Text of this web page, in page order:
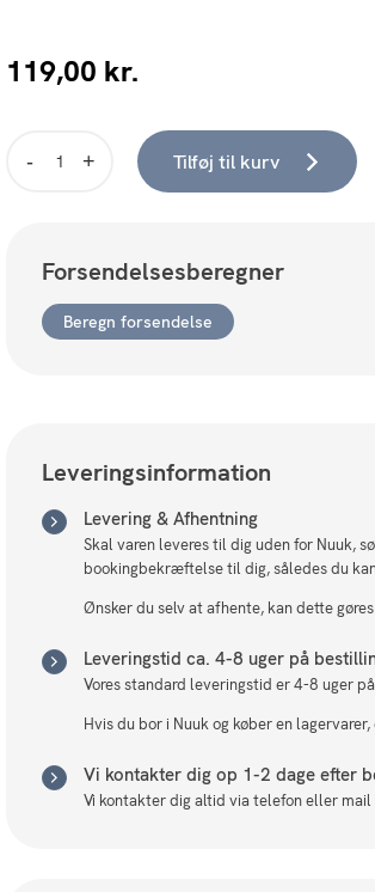
119,00 kr.
Tilføj til kurv
Forsendelsesberegner
Beregn forsendelse
Leveringsinformation
Levering & Afhentning
Skal varen leveres til dig uden for Nuuk,
bookingbekræftelse til dig, således du
Ønsker du selv at afhente, kan dette
Leveringstid ca. 4-8 uger på
Vores standard leveringstid er 4-8 uger
Hvis du bor i Nuuk og køber en
Vi kontakter dig op 1-2 dage efter
Vi kontakter dig altid via telefon eller